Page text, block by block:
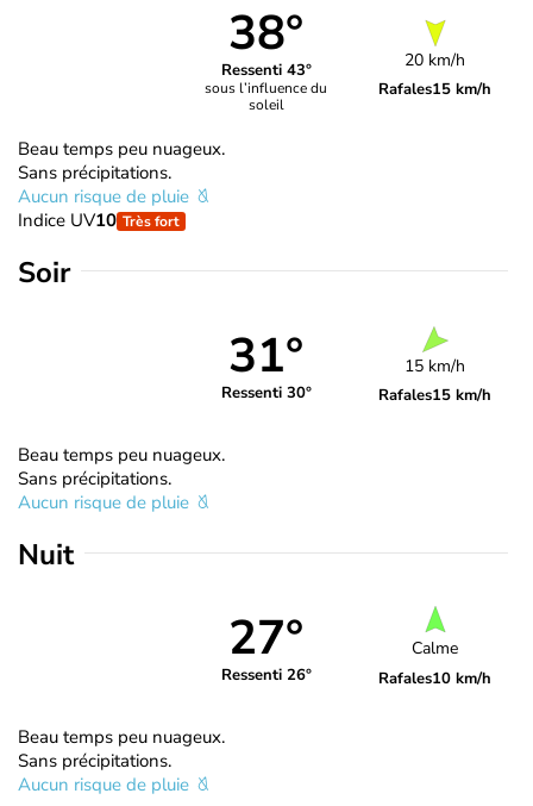
38°
Ressenti 43°
sous l’influence du
soleil
20 km/h
Rafales15 km/h
Beau temps peu nuageux.
Sans précipitations.
Aucun risque de pluie
Indice UV10 Très fort
Soir
31°
Ressenti 30°
15 km/h
Rafales15 km/h
Beau temps peu nuageux.
Sans précipitations.
Aucun risque de pluie
Nuit
27°
Ressenti 26°
Calme
Rafales10 km/h
Beau temps peu nuageux.
Sans précipitations.
Aucun risque de pluie